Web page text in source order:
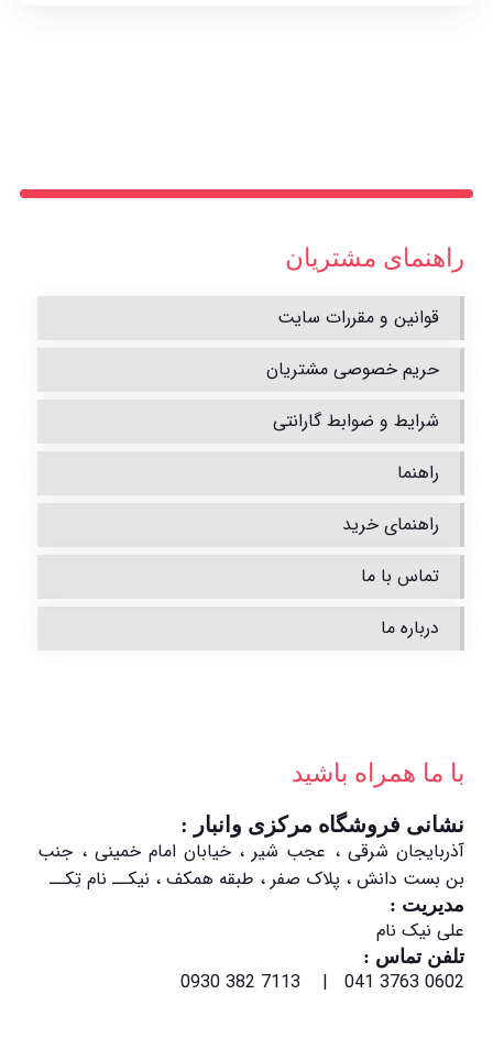
راهنمای مشتریان
قوانین و مقررات سایت
حریم خصوصی مشتریان
شرایط و ضوابط گارانتی
راهنما
راهنمای خرید
تماس با ما
درباره ما
با ما همراه باشید
نشانی فروشگاه مرکزی وانبار :
آذربایجان شرقی ، عجب شیر ، خیابان امام خمینی ، جنب
بن بست دانش ، پلاک صفر ، طبقه همکف ، نیکــ نام تِکــ
مدیریت :
علی نیک نام
تلفن تماس :
0602 3763 041 | 7113 382 0930